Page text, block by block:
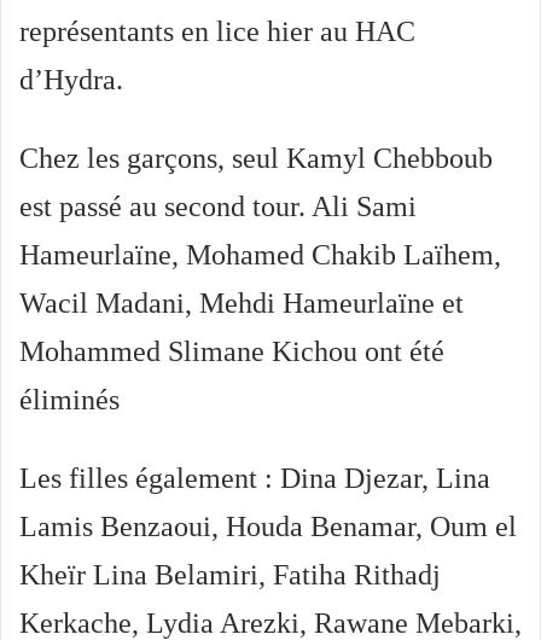
représentants en lice hier au HAC
d’Hydra.
Chez les garçons, seul Kamyl Chebboub
est passé au second tour. Ali Sami
Hameurlaïne, Mohamed Chakib Laïhem,
Wacil Madani, Mehdi Hameurlaïne et
Mohammed Slimane Kichou ont été
éliminés
Les filles également : Dina Djezar, Lina
Lamis Benzaoui, Houda Benamar, Oum el
Kheïr Lina Belamiri, Fatiha Rithadj
Kerkache, Lydia Arezki, Rawane Mebarki,